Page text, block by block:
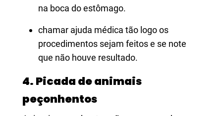
na boca do estômago.
chamar ajuda médica tão logo os
procedimentos sejam feitos e se note
que não houve resultado.
4. Picada de animais
peçonhentos